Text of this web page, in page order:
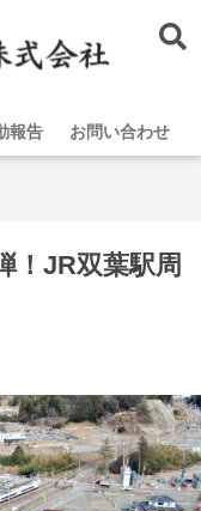
報告 お問い合わせ
！JR双葉駅周